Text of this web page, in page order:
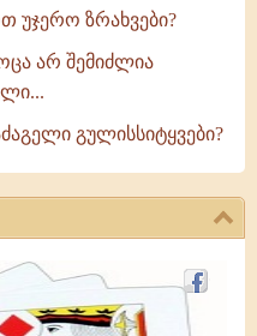
უჯერო ზრახვები?
არ შემიძლია
გულისსიტყვები?